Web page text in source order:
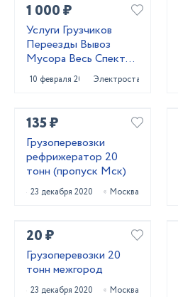
1 000 ₽
Услуги Грузчиков
Переезды Вывоз
Мусора Весь Спектр
Услуг
10 февраля 2021 Электросталь
135 ₽
Грузоперевозки
рефрижератор 20
тонн (пропуск Мск)
23 декабря 2020 Москва
20 ₽
Грузоперевозки 20
тонн межгород
23 декабря 2020 Москва